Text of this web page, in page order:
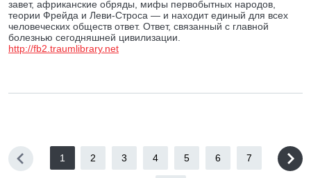
завет, африканские обряды, мифы первобытных народов,
теории Фрейда и Леви-Строса — и находит единый для всех
человеческих обществ ответ. Ответ, связанный с главной
болезнью сегодняшней цивилизации.
http://fb2.traumlibrary.net
1 2 3 4 5 6 7